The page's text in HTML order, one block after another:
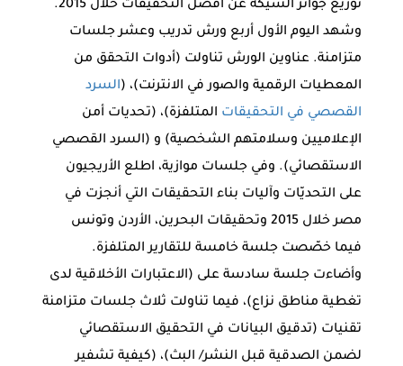
توزيع جوائز الشيكة عن أفضل التحقيقات خلال 2015.
وشهد اليوم الأول أربع ورش تدريب وعشر جلسات
متزامنة. عناوين الورش تناولت (أدوات التحقق من
المعطيات الرقمية والصور في الانترنت)، (السرد
القصصي في التحقيقات المتلفزة)، (تحديات أمن
الإعلاميين وسلامتهم الشخصية) و (السرد القصصي
الاستقصائي). وفي جلسات موازية، اطلع الأريجيون
على التحديّات وآليات بناء التحقيقات التي أنجزت في
مصر خلال 2015 وتحقيقات البحرين، الأردن وتونس
فيما خصّصت جلسة خامسة للتقارير المتلفزة.
وأضاءت جلسة سادسة على (الاعتبارات الأخلاقية لدى
تغطية مناطق نزاع)، فيما تناولت ثلاث جلسات متزامنة
تقنيات (تدقيق البيانات في التحقيق الاستقصائي
لضمن الصدقية قبل النشر/ البث)، (كيفية تشفير